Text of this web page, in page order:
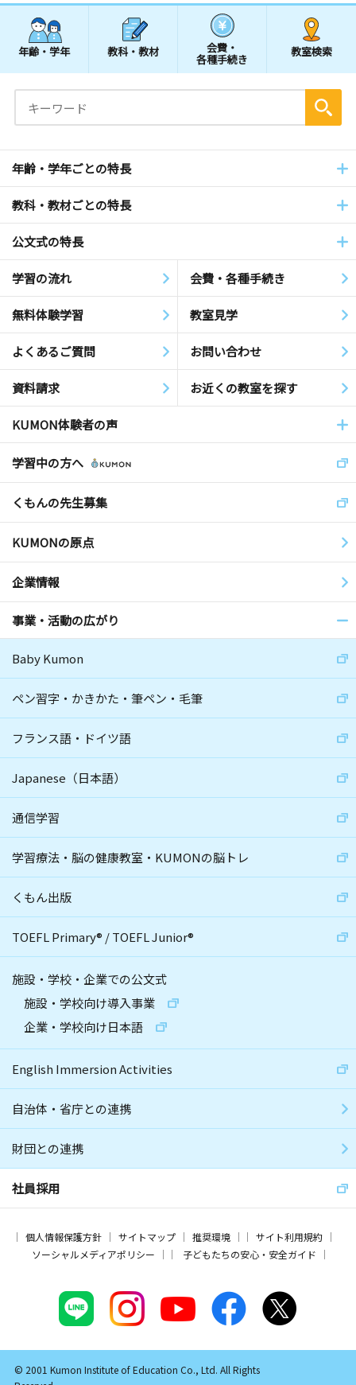
年齢・学年 教科・教材 会費・
各種手続き
教室検索
年齢・学年ごとの特長
教科・教材ごとの特長
公文式の特長
学習の流れ 会費・各種手続き
無料体験学習 教室見学
よくあるご質問 お問い合わせ
資料請求 お近くの教室を探す
KUMON体験者の声
学習中の方へ
くもんの先生募集
KUMONの原点
企業情報
事業・活動の広がり
Baby Kumon
ペン習字・かきかた・筆ペン・毛筆
フランス語・ドイツ語
Japanese（日本語）
通信学習
学習療法・脳の健康教室・KUMONの脳トレ
くもん出版
TOEFL Primary® /TOEFL Junior®
施設・学校・企業での公文式
施設・学校向け導入事業
企業・学校向け日本語
English Immersion Activities
自治体・省庁との連携
財団との連携
社員採用
個人情報保護方針 サイトマップ 推奨環境
サイト利用規約
ソーシャルメディアポリシー
子どもたちの安心・安全ガイド
© 2001 Kumon Institute of Education Co., Ltd. All Rights